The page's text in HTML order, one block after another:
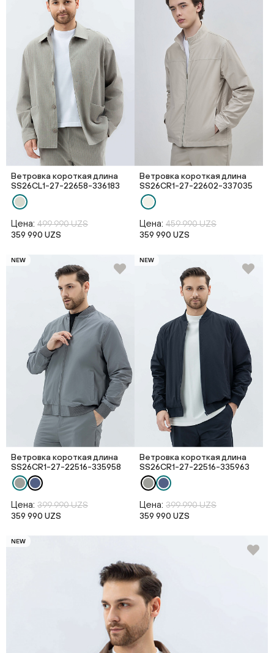
Ветровка короткая длина
SS26CL1-27-22658-336183
Цена: 499 990 UZS
359 990 UZS
Ветровка короткая длина
SS26CR1-27-22602-337035
Цена: 459 990 UZS
359 990 UZS
NEW
Ветровка короткая длина
SS26CR1-27-22516-335958
Цена: 399 990 UZS
359 990 UZS
NEW
Ветровка короткая длина
SS26CR1-27-22516-335963
Цена: 399 990 UZS
359 990 UZS
NEW